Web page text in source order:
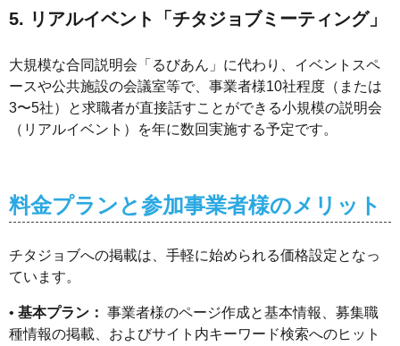
5. リアルイベント「チタジョブミーティング」
大規模な合同説明会「るびあん」に代わり、イベントスペ
ースや公共施設の会議室等で、事業者様10社程度（または
3〜5社）と求職者が直接話すことができる小規模の説明会
（リアルイベント）を年に数回実施する予定です。
料金プランと参加事業者様のメリット
チタジョブへの掲載は、手軽に始められる価格設定となっ
ています。
• 基本プラン： 事業者様のページ作成と基本情報、募集職
種情報の掲載、およびサイト内キーワード検索へのヒット